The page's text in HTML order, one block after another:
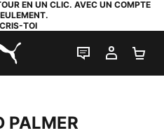
EN UN CLIC. AVEC UN COMPTE
TOI
LIVE CHAT
MON
PALMER